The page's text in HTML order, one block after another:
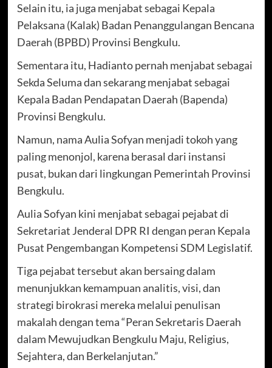
Selain itu, ia juga menjabat sebagai Kepala
Pelaksana (Kalak) Badan Penanggulangan Bencana
Daerah (BPBD) Provinsi Bengkulu.
Sementara itu, Hadianto pernah menjabat sebagai
Sekda Seluma dan sekarang menjabat sebagai
Kepala Badan Pendapatan Daerah (Bapenda)
Provinsi Bengkulu.
Namun, nama Aulia Sofyan menjadi tokoh yang
paling menonjol, karena berasal dari instansi
pusat, bukan dari lingkungan Pemerintah Provinsi
Bengkulu.
Aulia Sofyan kini menjabat sebagai pejabat di
Sekretariat Jenderal DPR RI dengan peran Kepala
Pusat Pengembangan Kompetensi SDM Legislatif.
Tiga pejabat tersebut akan bersaing dalam
menunjukkan kemampuan analitis, visi, dan
strategi birokrasi mereka melalui penulisan
makalah dengan tema “Peran Sekretaris Daerah
dalam Mewujudkan Bengkulu Maju, Religius,
Sejahtera, dan Berkelanjutan.”